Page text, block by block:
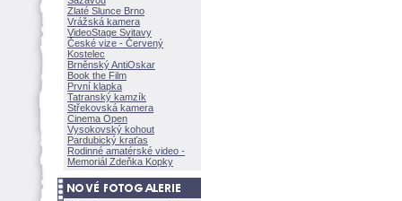
Zlaté Slunce Brno
Vrážská kamera
VideoStage Svitavy
České vize - Červený
Kostelec
Brněnský AntiOskar
Book the Film
První klapka
Tatranský kamzík
Střekovská kamera
Cinema Open
Vysokovský kohout
Pardubický kraťas
Rodinné amatérské video -
Memoriál Zdeňka Kopky